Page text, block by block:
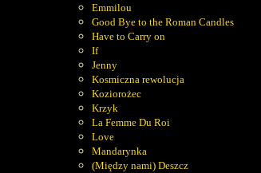
Emmilou
Good Bye to the Roman Candles
Have to Carry on
If
Jenny
Kosmiczna rewolucja
Koziorożec
Krzyk
La Femme Du Roi
Love
Mandarynka
(Między nami) Deszcz